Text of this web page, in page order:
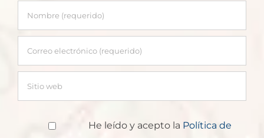
He leído y acepto la Política de